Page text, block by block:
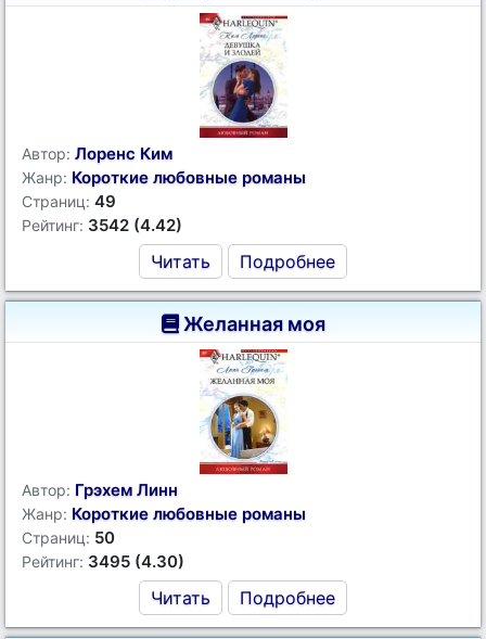
Автор: Лоренс Ким
Жанр: Короткие любовные романы
Страниц: 49
Рейтинг: 3542 (4.42)
Читать Подробнее
Желанная моя
Автор: Грэхем Линн
Жанр: Короткие любовные романы
Страниц: 50
Рейтинг: 3495 (4.30)
Читать Подробнее